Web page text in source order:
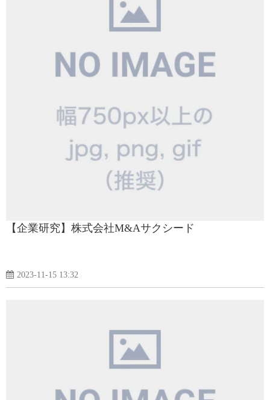
【企業研究】株式会社M&Aサクシード
2023-11-15 13:32